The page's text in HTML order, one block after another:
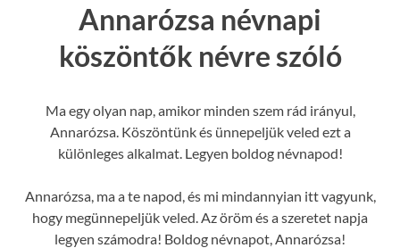
Annarózsa névnapi
köszöntők névre szóló
Ma egy olyan nap, amikor minden szem rád irányul,
Annarózsa. Köszöntünk és ünnepeljük veled ezt a
különleges alkalmat. Legyen boldog névnapod!
Annarózsa, ma a te napod, és mi mindannyian itt vagyunk,
hogy megünnepeljük veled. Az öröm és a szeretet napja
legyen számodra! Boldog névnapot, Annarózsa!